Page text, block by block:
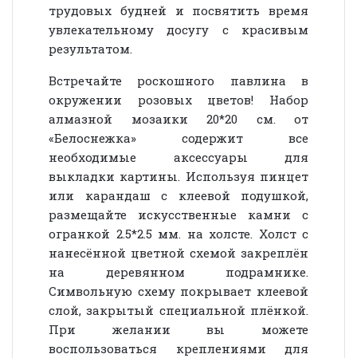
трудовых будней и посвятить время
увлекательному досугу с красивым
результатом.
Встречайте роскошного павлина в
окружении розовых цветов! Набор
алмазной мозаики 20*20 см. от
«Белоснежка» содержит все
необходимые аксессуары для
выкладки картины. Используя пинцет
или карандаш с клеевой подушкой,
размещайте искусственные камни с
огранкой 2.5*2.5 мм. на холсте. Холст с
нанесённой цветной схемой закреплён
на деревянном подрамнике.
Символьную схему покрывает клеевой
слой, закрытый специальной плёнкой.
При желании вы можете
воспользоваться креплениями для